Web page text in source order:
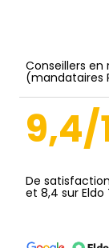
Conseillers en
(mandataires
9,4/
De
et 8,4 sur Eldo